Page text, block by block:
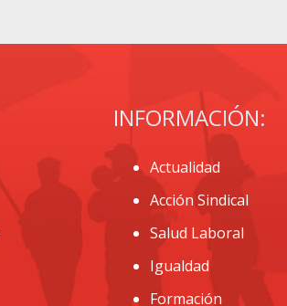
INFORMACIÓN:
Actualidad
Acción Sindical
Salud Laboral
Igualdad
Formación